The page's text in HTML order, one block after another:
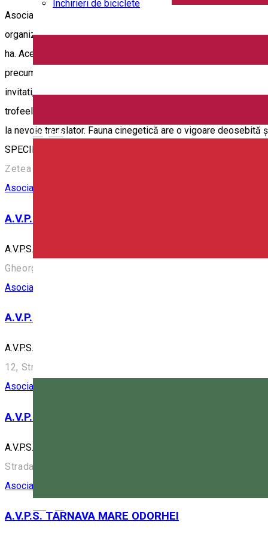
English
Închirieri de biciclete
Asociatia de Vanatoare si Pescuit Sportiv „ZETELAKA ÉS
organizarea activitatii de vânătoare, pe unele dintre cele mai
ha. Aceasta se realizeaza prin constituirea unei organizatii
precum si cresterea faimei vanatului romanesc. Activitatea
invitati, la nevoie asiguram transportul intern cu maşini de
trofeele de vânat dobândite, asigurăm eliberarea de către
la nevoie translator. Fauna cinegetică are o vigoare
SPECII CARE SE POT VÂNA: Ursul / Cerbul comun / Căpriorul
Zetea 272, Jud. Harghita
Asociație de vânători
A.V.P.S. Gheorgheni
A.V.P.S. Gheorgheni
Gheorgheni, Romania
Asociație de vânători
A.V.P.S. „HUBERTUS” CRISTURU SECUIESC
A.V.P.S. „HUBERTUS” CRISTURU SECUIESC
12, Strada Kossuth Lajos 80, Cristuru Secuiesc 535400,
Asociație de vânători
A.V.P.S. MIERCUREA CIUC
A.V.P.S. MIERCUREA CIUC
Strada Kossuth Lajos 10, Miercurea Ciuc 530003, Romania
Asociație de vânători
A.V.P.S. TARNAVA MARE ODORHEI